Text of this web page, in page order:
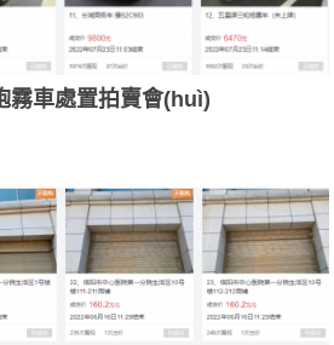
霧車處置拍賣會(huì)